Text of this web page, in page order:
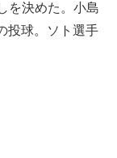
を決めた。小島
投球。ソト選手